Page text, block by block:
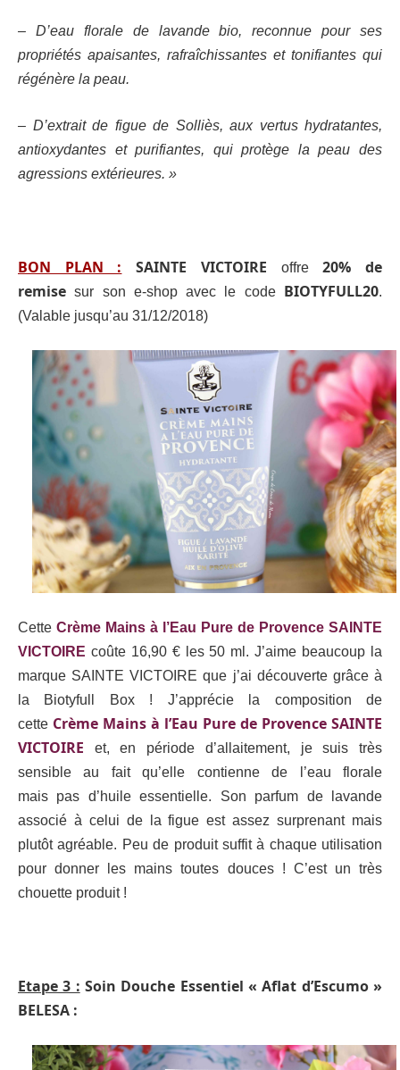
– D’eau florale de lavande bio, reconnue pour ses
propriétés apaisantes, rafraîchissantes et tonifiantes qui
régénère la peau.
– D’extrait de figue de Solliès, aux vertus hydratantes,
antioxydantes et purifiantes, qui protège la peau des
agressions extérieures. »
BON PLAN : SAINTE VICTOIRE offre20% de
remise sur son e-shop avec le code BIOTYFULL20.
(Valable jusqu’au 31/12/2018)
Cette Crème Mains à l’Eau Pure de Provence SAINTE
VICTOIRE coûte 16,90 € les 50 ml. J’aime beaucoup la
marque SAINTE VICTOIRE que j’ai découverte grâce à
la Biotyfull Box ! J’apprécie la composition de
cette Crème Mains à l’Eau Pure de Provence SAINTE
VICTOIRE
et, en période d’allaitement, je suis très
sensible au fait qu’elle contiennede l’eau florale
mais pas d’huile essentielle. Son parfum de lavande
associé à celui de la figue est assez surprenant mais
plutôt agréable. Peu de produit suffit à chaque utilisation
pour donner les mains toutes douces ! C’est un très
chouette produit !
Etape 3 : Soin Douche Essentiel « Aflat d’Escumo »
BELESA :